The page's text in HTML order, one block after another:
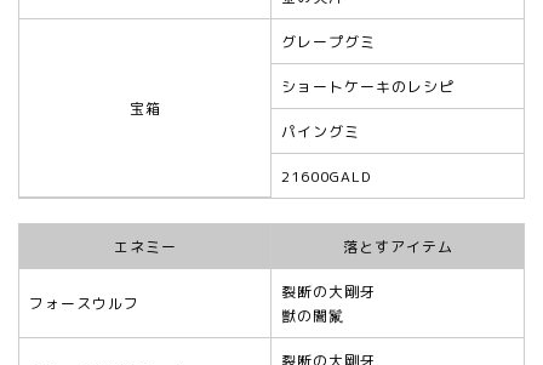
宝箱
グレープグミ
ショートケーキのレシピ
パイングミ
21600GALD
エネミー 落とすアイテム
フォースウルフ
裂断の大剛牙
獣の闇鬣